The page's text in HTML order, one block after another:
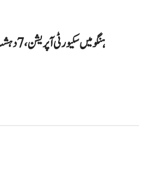
ہنگو میں سکیورٹی آپریشن، 7 دہشت گرد ہلاک، کیپٹن حمزہ اکرم شہید